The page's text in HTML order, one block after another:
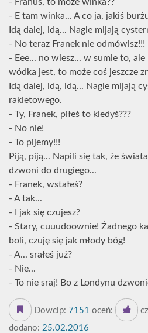
- E tam winka... A co ja, jakiś
Idą dalej, idą... Nagle mijają
- No teraz Franek nie odmówisz!!!
- Eee... no wiesz... w sumie to,
wódka jest, to może coś jeszcze
Idą dalej, idą, idą... Nagle mijają
rakietowego.
- Ty, Franek, piłeś to kiedyś???
- No nie!
- To pijemy!!!
Piją, piją... Napili się tak, że
dzwoni do drugiego...
- Franek, wstałeś?
- A tak...
- I jak się czujesz?
- Stary, cuuudoownie! Żadnego
boli, czuję się jak młody bóg!
- A... srałeś już?
- Nie...
- To nie sraj! Bo z Londynu
Dowcip: 7151 oceń:
dodano: 25.02.2016